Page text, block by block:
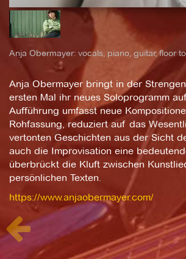
Anja Obermayer: vocals, piano, guitar, floor
Anja Obermayer bringt in der
ersten Mal ihr neues Soloprogramm
Aufführung umfasst neue
Rohfassung, reduziert auf das
vertonten Geschichten aus der Sicht
auch die Improvisation eine
überbrückt die Kluft zwischen
persönlichen Texten.
https://www.anjaobermayer.com/